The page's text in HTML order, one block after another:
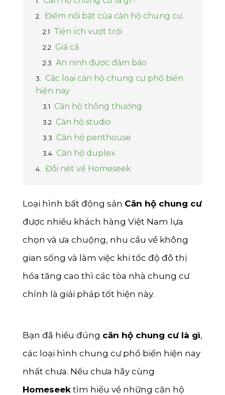
Lâm Đồng
Thừa Thiên Huế
Kiên Giang
Bắc Ninh
Quảng Ninh
Thanh Hóa
Hải Dương
Gia Lai
Hưng Yên
Tiền Giang
Thái Bình
Bắc Giang
Vĩnh Phúc
Tây Ninh
Thái Nguyên
Tất cả mức giá
Châu Đốc
Tây Bắc
Tây Nam
Điểm nổi bật của căn hộ chung cư.
Tiện ích vượt trội
Giá cả
An ninh được đảm bảo
Các loại căn hộ chung cư phổ biến
hiện nay
Căn hộ thông thường
Căn hộ studio
Căn hộ penthouse
Căn hộ duplex
Đôi nét về Homeseek
Loại hình bất động sản Căn hộ chung cư
được nhiều khách hàng Việt Nam lựa
chọn và ưa chuộng, nhu cầu về không
gian sống và làm việc khi tốc độ đô thị
hóa tăng cao thì các tòa nhà chung cư
chính là giải pháp tốt hiện này.
Bạn đã hiểu đúng căn hộ chung cư là gì,
các loại hình chung cư phổ biến hiện nay
nhất chưa. Nếu chưa hãy cùng
Homeseek tìm hiểu về những căn hộ